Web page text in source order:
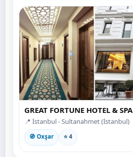
GREAT FORTUNE HOTEL & SPA
📍 İstanbul - Sultanahmet (İstanbul)
🧭 Oxşar ⭐ 4